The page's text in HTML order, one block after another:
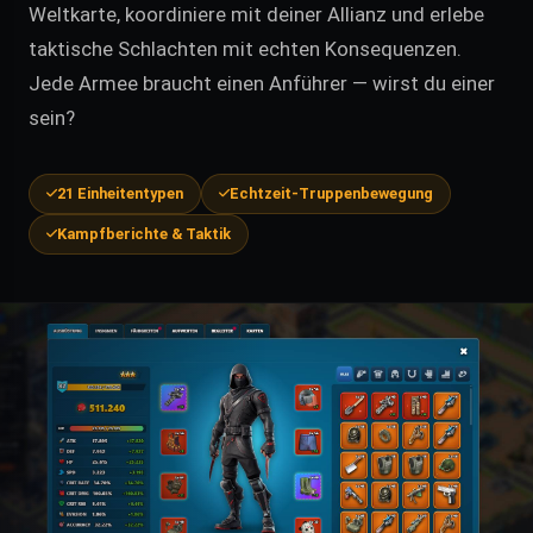
Weltkarte, koordiniere mit deiner Allianz und erlebe
taktische Schlachten mit echten Konsequenzen.
Jede Armee braucht einen Anführer — wirst du einer
sein?
21 Einheitentypen Echtzeit-Truppenbewegung
Kampfberichte & Taktik